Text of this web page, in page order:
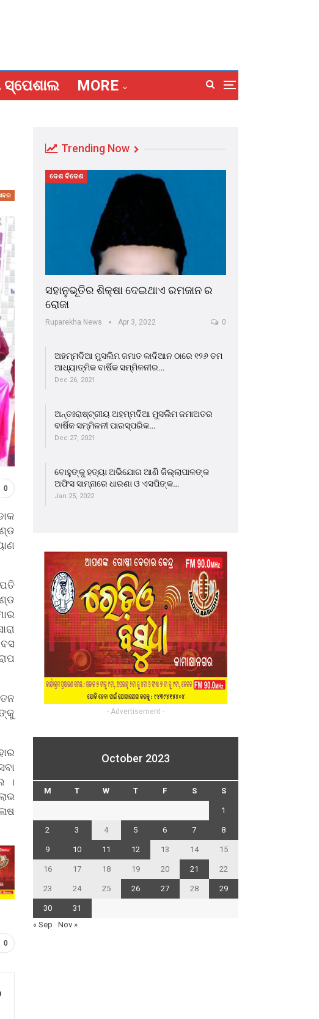
MORE
0
।
0
Trending Now
ଦେଶ ବିଦେଶ
ସହାନୁଭୂତିର ଶିକ୍ଷା ଦେଇଥାଏ ରମଜାନ ର
ରୋଜା
Ruparekha News Apr 3, 2022 0
ଅହମ୍ମଦିଆ ମୁସଲିମ ଜମାତ କାଦିଆନ ଠାରେ ୧୨୬ ତମ
ଆଧ୍ୟାତ୍ମିକ ବାର୍ଷିକ ସମ୍ମିଳନୀର…
Dec 26, 2021
ଅନ୍ତଃରାଷ୍ଟ୍ରୀୟ ଅହମ୍ମଦିଆ ମୁସଲିମ ଜମାଅତର
ବାର୍ଷିକ ସମ୍ମିଳନୀ ପାରସ୍ପରିକ…
Dec 27, 2021
ବୋହୁଙ୍କୁ ହତ୍ୟା ଅଭିଯୋଗ ଆଣି ଜିଲ୍ଲାପାଳଙ୍କ
ଅଫିସ ସାମ୍ନାରେ ଧାରଣା ଓ ଏସପିଙ୍କ…
Jan 25, 2022
- Advertisement -
October 2023
M T W T F S S
1
2 3 4 5 6 7 8
9 10 11 12 13 14 15
16 17 18 19 20 21 22
23 24 25 26 27 28 29
30
31
« Sep
Nov »